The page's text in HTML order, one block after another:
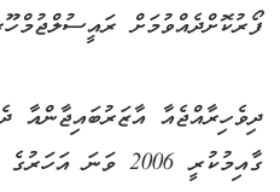
ފޯރުކޮށްދެއްވުމަށް
ދިވެހިރާއްޖެއާ